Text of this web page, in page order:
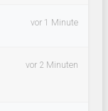
vor 1 Minute
vor 2 Minuten